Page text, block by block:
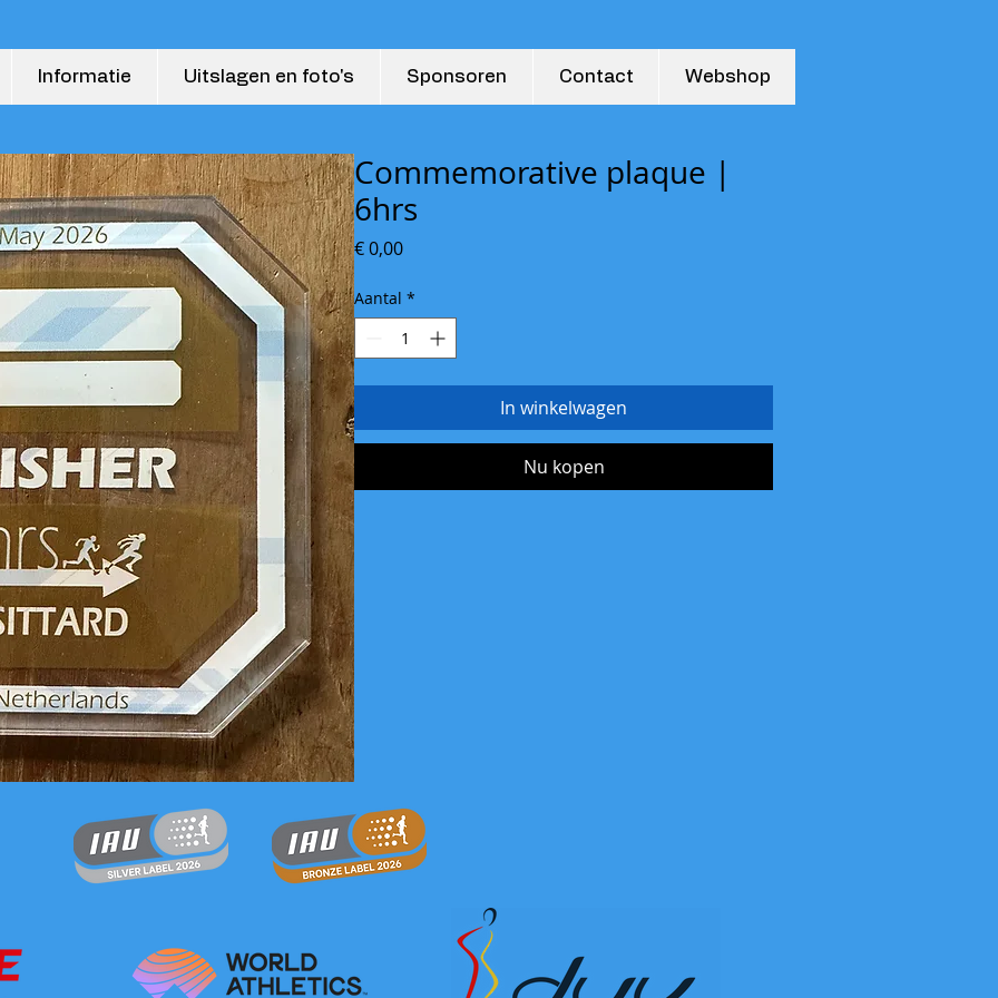
Informatie Uitslagen en foto's Sponsoren Contact Webshop
Commemorative plaque |
6hrs
€ 0,00Prijs
Aantal *
In winkelwagen
Nu kopen